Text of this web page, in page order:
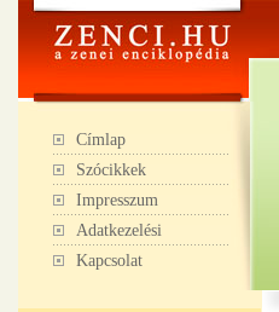
Címlap
Szócikkek
Impresszum
Adatkezelési
Kapcsolat